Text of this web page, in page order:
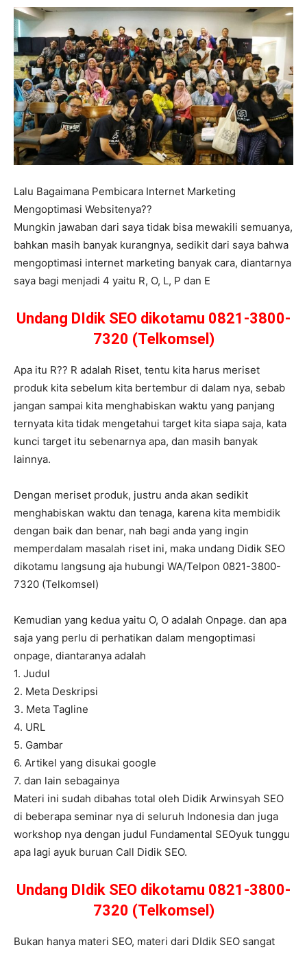
Lalu Bagaimana Pembicara Internet Marketing
Mengoptimasi Websitenya??
Mungkin jawaban dari saya tidak bisa mewakili semuanya,
bahkan masih banyak kurangnya, sedikit dari saya bahwa
mengoptimasi internet marketing banyak cara, diantarnya
saya bagi menjadi 4 yaitu R, O, L, P dan E
Undang DIdik SEO dikotamu 0821-3800-
7320 (Telkomsel)
Apa itu R?? R adalah Riset, tentu kita harus meriset
produk kita sebelum kita bertembur di dalam nya, sebab
jangan sampai kita menghabiskan waktu yang panjang
ternyata kita tidak mengetahui target kita siapa saja, kata
kunci target itu sebenarnya apa, dan masih banyak
lainnya.
Dengan meriset produk, justru anda akan sedikit
menghabiskan waktu dan tenaga, karena kita membidik
dengan baik dan benar, nah bagi anda yang ingin
memperdalam masalah riset ini, maka undang Didik SEO
dikotamu langsung aja hubungi WA/Telpon 0821-3800-
7320 (Telkomsel)
Kemudian yang kedua yaitu O, O adalah Onpage. dan apa
saja yang perlu di perhatikan dalam mengoptimasi
onpage, diantaranya adalah
1. Judul
2. Meta Deskripsi
3. Meta Tagline
4. URL
5. Gambar
6. Artikel yang disukai google
7. dan lain sebagainya
Materi ini sudah dibahas total oleh Didik Arwinsyah SEO
di beberapa seminar nya di seluruh Indonesia dan juga
workshop nya dengan judul Fundamental SEOyuk tunggu
apa lagi ayuk buruan Call Didik SEO.
Undang DIdik SEO dikotamu 0821-3800-
7320 (Telkomsel)
Bukan hanya materi SEO, materi dari DIdik SEO sangat